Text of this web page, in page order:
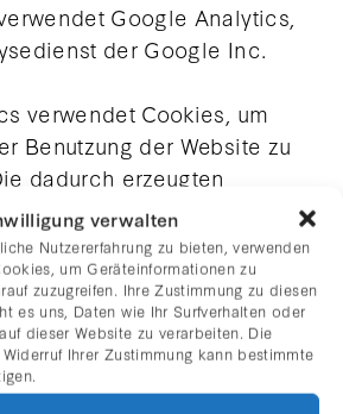
verwalten
Nutzererfahrung zu bieten, verwenden
um Geräteinformationen zu
zuzugreifen. Ihre Zustimmung zu diesen
es uns, Daten wie Ihr Surfverhalten oder
dieser Website zu verarbeiten. Die
Ihrer Zustimmung kann bestimmte
Google Analytics,
der Google Inc.
verwendet Cookies, um
Benutzung der Website zu
dadurch erzeugten
in der Regel an einen
in den USA übertragen
wodurch Ihre
der EU gekürzt wird.
Ihrer Daten durch
verhindern, indem Sie das